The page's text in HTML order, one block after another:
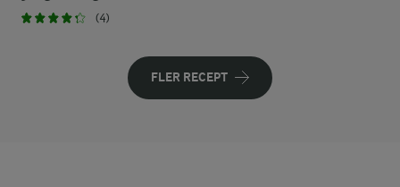
(4)
FLER RECEPT